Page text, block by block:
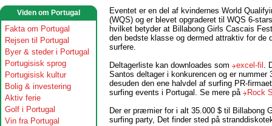
Viden om Portugal
Fakta om Portugal
Rejsen til Portugal
Byer & steder i Portugal
Portugisisk sprog
Portugisisk kultur
Bolig & investering
Aktiv ferie
Golf i Portugal
Vin fra Portugal
Eventet er en del af kvindernes World
(WQS) og er blevet opgraderet til WQS 6-
hvilket betyder at Billabong Girls Cascais
den bedste klasse og dermed attraktiv for de
surfere.
Deltagerliste kan downloades som
excel-fil .
Santos deltager i konkurencen og er
desuden den ene halvdel af surfing PR-
surfing events i Portugal. Se mere på
Rock
Der er præmier for i alt 35.000 $ til Billabong
surfing party, Det finder sted på